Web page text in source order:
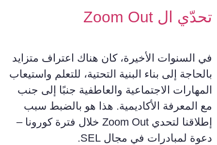
تحدّي ال Zoom Out
في السنوات الأخيرة، كان هناك اعتراف متزايد
بالحاجة إلى بناء البنية التحتية، للتعلم واستيعاب
المهارات الاجتماعية والعاطفية جنبًا إلى جنب
مع المعرفة الأكاديمية. هذا هو بالضبط سبب
إطلاقنا لتحدي Zoom Out خلال فترة كورونا –
دعوة لمبادرات في مجال SEL.